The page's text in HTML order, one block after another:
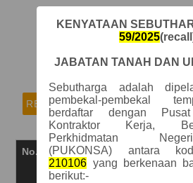
Sebut Harga /
README FIRST PERSONAL
No. Pautan
Muat
Turun
Siri
No
Tajuk
Sebut
KENYATAAN
59/2025
JABATAN TANAH DAN
Sebutharga adalah
pembekal-pembekal
berdaftar dengan
Kontraktor Kerja,
Perkhidmatan
(PUKONSA) antara
210106 yang berkenaan
berikut:-